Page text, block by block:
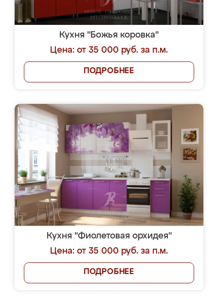
Кухня "Божья коровка"
Цена: от 35 000 руб. за п.м.
ПОДРОБНЕЕ
Кухня "Фиолетовая орхидея"
Цена: от 35 000 руб. за п.м.
ПОДРОБНЕЕ